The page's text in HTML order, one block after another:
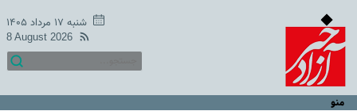
شنبه ۱۷ مرداد ۱۴۰۵
8 August 2026
منو